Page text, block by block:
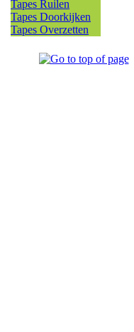
Tapes Ruilen
Tapes Doorkijken
Tapes Overzetten